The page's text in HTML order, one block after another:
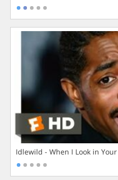
Idlewild - When I Look in Your